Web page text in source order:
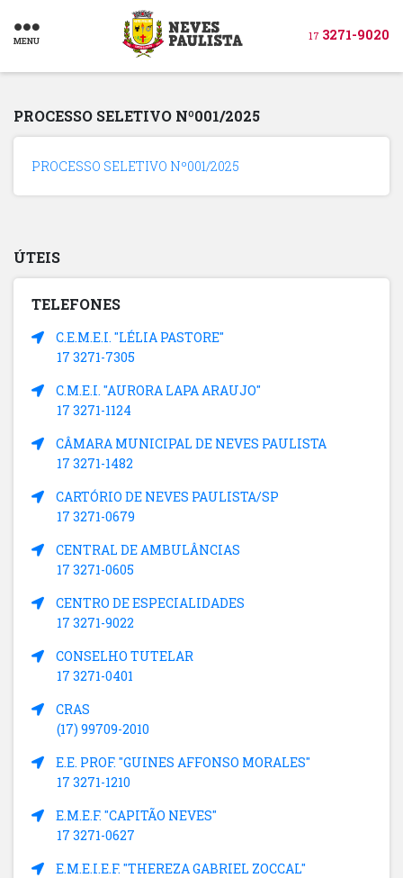
MENU 17 3271-9020
PROCESSO SELETIVO Nº001/2025
PROCESSO SELETIVO Nº001/2025
ÚTEIS
TELEFONES
C.E.M.E.I. "LÉLIA PASTORE"
17 3271-7305
C.M.E.I. "AURORA LAPA ARAUJO"
17 3271-1124
CÂMARA MUNICIPAL DE NEVES PAULISTA
17 3271-1482
CARTÓRIO DE NEVES PAULISTA/SP
17 3271-0679
CENTRAL DE AMBULÂNCIAS
17 3271-0605
CENTRO DE ESPECIALIDADES
17 3271-9022
CONSELHO TUTELAR
17 3271-0401
CRAS
(17) 99709-2010
E.E. PROF. "GUINES AFFONSO MORALES"
17 3271-1210
E.M.E.F. "CAPITÃO NEVES"
17 3271-0627
E.M.E.I.E.F. "THEREZA GABRIEL ZOCCAL"